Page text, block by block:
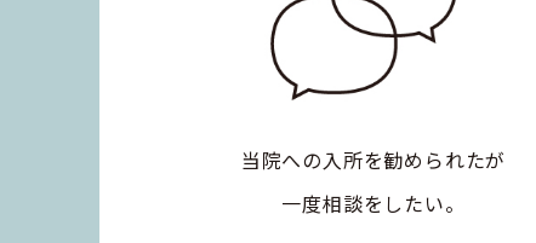
当院への入所を勧められたが
一度相談をしたい。